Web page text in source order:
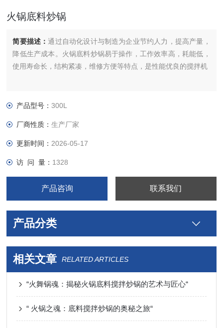
火锅底料炒锅
简要描述：通过自动化设计与制造为企业节约人力，提高产量，
降低生产成本。火锅底料炒锅易于操作，工作效率高，耗能低，
使用寿命长，结构紧凑，维修方便等特点，是性能优良的搅拌机
产品型号：300L
厂商性质：生产厂家
更新时间： 2026-05-17
访 问 量： 1328
产品咨询 联系我们
产品分类
相关文章 RELATED ARTICLES
“火舞锅魂：揭秘火锅底料搅拌炒锅的艺术与匠心“
“ 火锅之魂：底料搅拌炒锅的奥秘之旅“